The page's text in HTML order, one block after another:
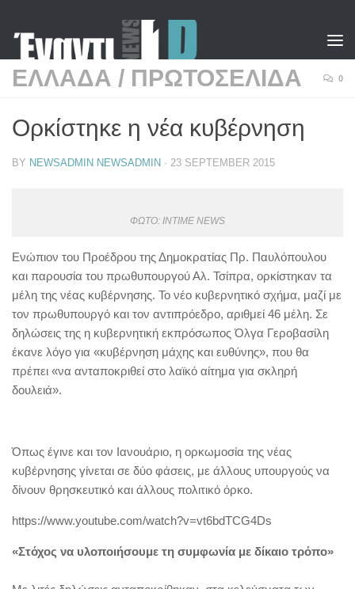
ΕΛΛΑΔΑ / ΠΡΩΤΟΣΕΛΙΔΑ 0
Ορκίστηκε η νέα κυβέρνηση
BY NEWSADMIN NEWSADMIN · 23 SEPTEMBER 2015
ΦΩΤΟ: INTIME NEWS
Ενώπιον του Προέδρου της Δημοκρατίας Πρ. Παυλόπουλου
και παρουσία του πρωθυπουργού Αλ. Τσίπρα, ορκίστηκαν τα
μέλη της νέας κυβέρνησης. Το νέο κυβερνητικό σχήμα, μαζί με
τον πρωθυπουργό και τον αντιπρόεδρο, αριθμεί 46 μέλη. Σε
δηλώσεις της η κυβερνητική εκπρόσωπος Όλγα Γεροβασίλη
έκανε λόγο για «κυβέρνηση μάχης και ευθύνης», που θα
πρέπει «να ανταποκριθεί στο λαϊκό αίτημα για σκληρή
δουλειά».
Όπως έγινε και τον Ιανουάριο, η ορκωμοσία της νέας
κυβέρνησης γίνεται σε δύο φάσεις, με άλλους υπουργούς να
δίνουν θρησκευτικό και άλλους πολιτικό όρκο.
https://www.youtube.com/watch?v=vt6bdTCG4Ds
«Στόχος να υλοποιήσουμε τη συμφωνία με δίκαιο τρόπο»